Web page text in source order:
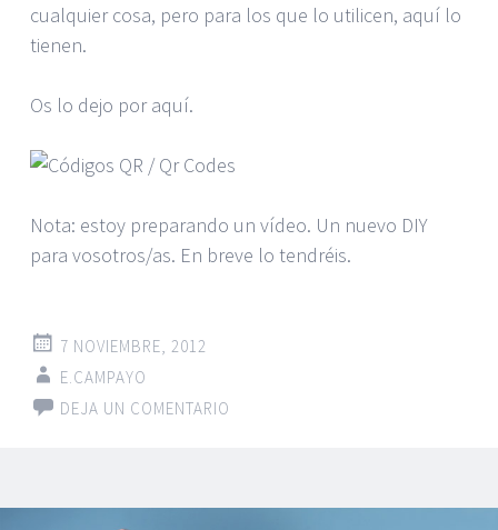
cualquier cosa, pero para los que lo utilicen, aquí lo
tienen.
Os lo dejo por aquí.
Nota: estoy preparando un vídeo. Un nuevo DIY
para vosotros/as. En breve lo tendréis.
7 NOVIEMBRE, 2012
E.CAMPAYO
DEJA UN COMENTARIO